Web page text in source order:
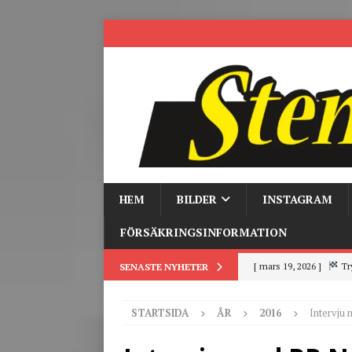
HEM BILDER INSTAGRAM
FÖRSÄKRINGSINFORMATION
SENASTE NYHETER [ mars 19, 2026 ]
[ juni 26, 2026 ] Back
[ juni 23, 2026 ] Tack
STARTSIDA ÅR 2016 Intervju